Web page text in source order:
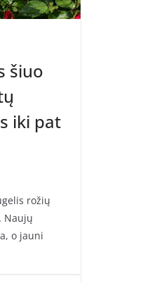
šiuo
iki pat
rožių
Naujų
o jauni